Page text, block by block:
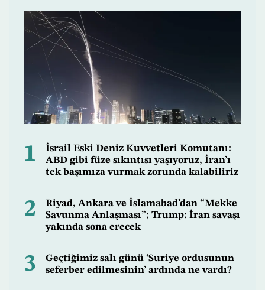
1
İsrail Eski Deniz Kuvvetleri Komutanı:
ABD gibi füze sıkıntısı yaşıyoruz, İran’ı
tek başımıza vurmak zorunda kalabiliriz
2
Riyad, Ankara ve İslamabad’dan “Mekke
Savunma Anlaşması”; Trump: İran savaşı
yakında sona erecek
3
Geçtiğimiz salı günü ‘Suriye ordusunun
seferber edilmesinin’ ardında ne vardı?